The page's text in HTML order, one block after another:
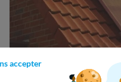
accepter